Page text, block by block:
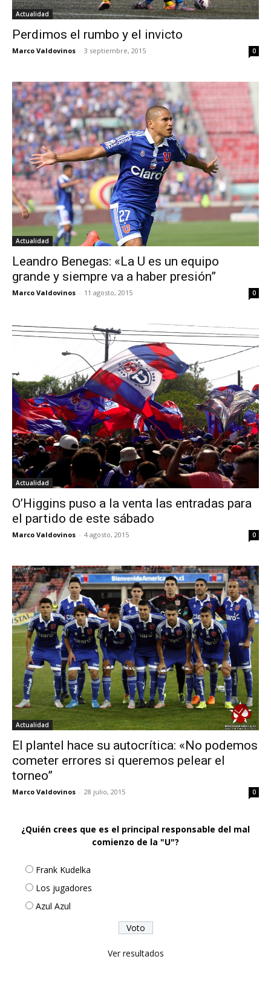
Actualidad
Perdimos el rumbo y el invicto
Marco Valdovinos - 3 septiembre, 2015 0
Actualidad
Leandro Benegas: «La U es un equipo
grande y siempre va a haber presión”
Marco Valdovinos - 11 agosto, 2015 0
Actualidad
O’Higgins puso a la venta las entradas para
el partido de este sábado
Marco Valdovinos - 4 agosto, 2015 0
Actualidad
El plantel hace su autocrítica: «No podemos
cometer errores si queremos pelear el
torneo”
Marco Valdovinos - 28 julio, 2015 0
¿Quién crees que es el principal responsable del mal
comienzo de la "U"?
Frank Kudelka
Los jugadores
Azul Azul
Ver resultados